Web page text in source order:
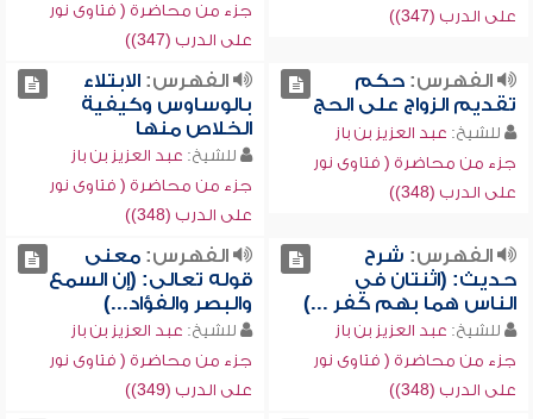
على الدرب (347))
جزء من محاضرة ( فتاوى نور
على الدرب (347))
الفهرس:حكم
تقديم الزواج على الحج
للشيخ: عبد العزيز بن باز
جزء من محاضرة ( فتاوى نور
على الدرب (348))
الفهرس:الابتلاء
بالوساوس وكيفية
الخلاص منها
للشيخ: عبد العزيز بن باز
جزء من محاضرة ( فتاوى نور
على الدرب (348))
الفهرس: شرح
حديث: (اثنتان في
الناس هما بهم كفر ...)
للشيخ: عبد العزيز بن باز
جزء من محاضرة ( فتاوى نور
على الدرب (348))
الفهرس:معنى
قوله تعالى: (إن السمع
والبصر والفؤاد...)
للشيخ: عبد العزيز بن باز
جزء من محاضرة ( فتاوى نور
على الدرب (349))